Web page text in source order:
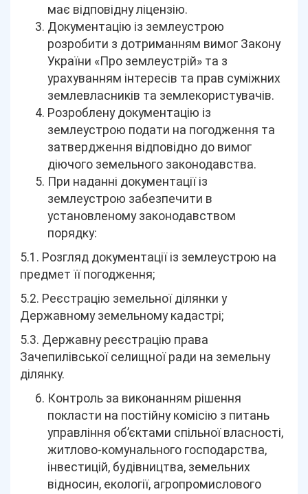
має відповідну ліцензію.
Документацію із землеустрою
розробити з дотриманням вимог Закону
України «Про землеустрій» та з
урахуванням інтересів та прав суміжних
землевласників та землекористувачів.
Розроблену документацію із
землеустрою подати на погодження та
затвердження відповідно до вимог
діючого земельного законодавства.
При наданні документації із
землеустрою забезпечити в
установленому законодавством
порядку:
5.1. Розгляд документації із землеустрою на
предмет її погодження;
5.2. Реєстрацію земельної ділянки у
Державному земельному кадастрі;
5.3. Державну реєстрацію права
Зачепилівської селищної ради на земельну
ділянку.
Контроль за виконанням рішення
покласти на постійну комісію з питань
управління об’єктами спільної власності,
житлово-комунального господарства,
інвестицій, будівництва, земельних
відносин, екології, агропромислового